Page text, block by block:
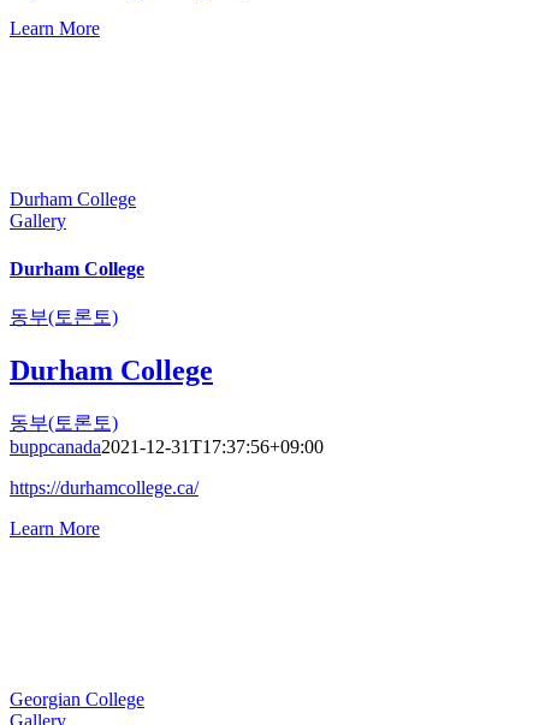
Learn More
Durham College
Gallery
Durham College
동부(토론토)
Durham College
동부(토론토)
buppcanada2021-12-31T17:37:56+09:00
https://durhamcollege.ca/
Learn More
Georgian College
Gallery